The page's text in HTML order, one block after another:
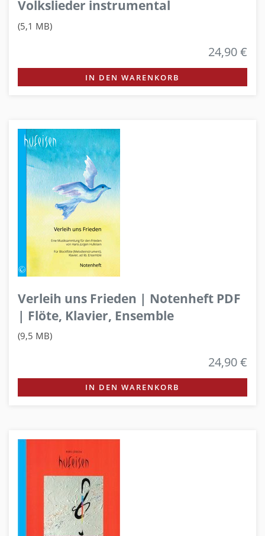
Volkslieder instrumental
(5,1 MB)
24,90 €
IN DEN WARENKORB
Verleih uns Frieden | Notenheft PDF
| Flöte, Klavier, Ensemble
(9,5 MB)
24,90 €
IN DEN WARENKORB